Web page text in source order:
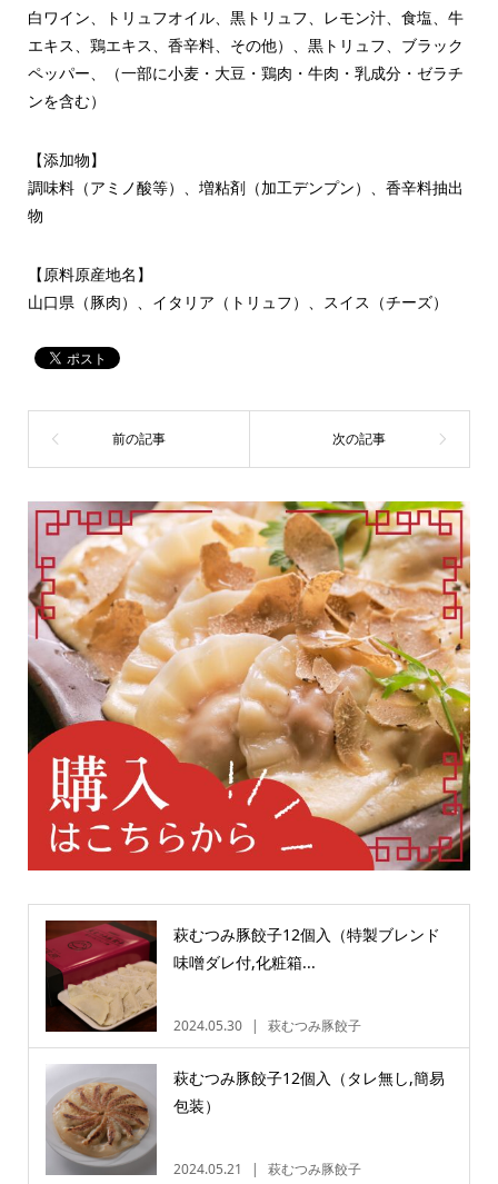
白ワイン、トリュフオイル、黒トリュフ、レモン汁、食塩、牛
エキス、鶏エキス、香辛料、その他）、黒トリュフ、ブラック
ペッパー、（一部に小麦・大豆・鶏肉・牛肉・乳成分・ゼラチ
ンを含む）
【添加物】
調味料（アミノ酸等）、増粘剤（加工デンプン）、香辛料抽出
物
【原料原産地名】
山口県（豚肉）、イタリア（トリュフ）、スイス（チーズ）
萩むつみ豚餃子12個入（特製ブレンド
味噌ダレ付,化粧箱...
2024.05.30 萩むつみ豚餃子
萩むつみ豚餃子12個入（タレ無し,簡易
包装）
2024.05.21 萩むつみ豚餃子